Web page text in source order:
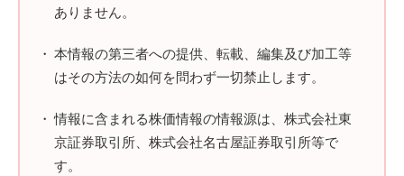
ありません。
本情報の第三者への提供、転載、編集及び加工等
はその方法の如何を問わず一切禁止します。
情報に含まれる株価情報の情報源は、株式会社東
京証券取引所、株式会社名古屋証券取引所等で
す。